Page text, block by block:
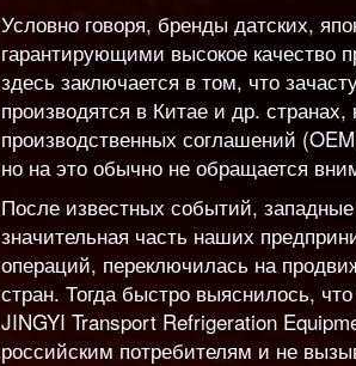
Условно говоря, бренды датских,
гарантирующими высокое качество
здесь заключается в том, что
производятся в Китае и др.
производственных соглашений
но на это обычно не обращается
После известных событий,
значительная часть наших
операций, переключилась на
стран. Тогда быстро выяснилось,
JINGYI Transport Refrigeration
российским потребителям и не